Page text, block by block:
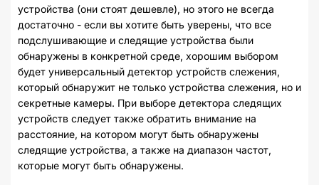
устройства (они стоят дешевле), но этого не всегда
достаточно - если вы хотите быть уверены, что все
подслушивающие и следящие устройства были
обнаружены в конкретной среде, хорошим выбором
будет универсальный детектор устройств слежения,
который обнаружит не только устройства слежения, но и
секретные камеры. При выборе детектора следящих
устройств следует также обратить внимание на
расстояние, на котором могут быть обнаружены
следящие устройства, а также на диапазон частот,
которые могут быть обнаружены.